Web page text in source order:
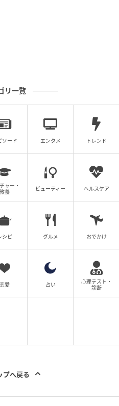
リ一覧
ソード エンタメ トレンド
ャー・
教養
ビューティー ヘルスケア
シピ グルメ おでかけ
恋愛 占い
心理テスト・
診断
プへ戻る